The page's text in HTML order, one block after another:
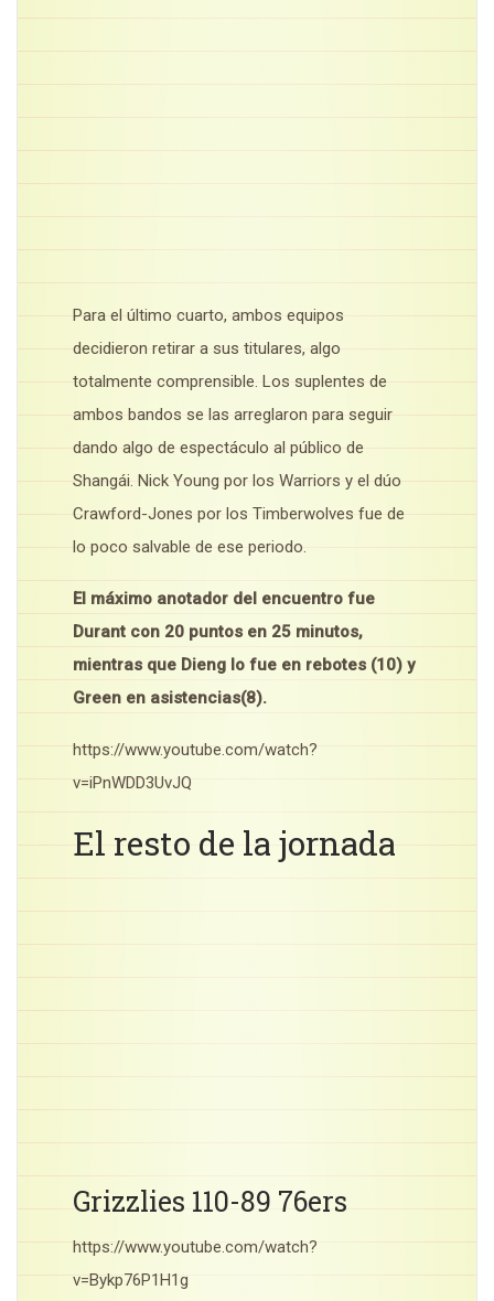
Para el último cuarto, ambos equipos
decidieron retirar a sus titulares, algo
totalmente comprensible. Los suplentes de
ambos bandos se las arreglaron para seguir
dando algo de espectáculo al público de
Shangái. Nick Young por los Warriors y el dúo
Crawford-Jones por los Timberwolves fue de
lo poco salvable de ese periodo.
El máximo anotador del encuentro fue
Durant con 20 puntos en 25 minutos,
mientras que Dieng lo fue en rebotes (10) y
Green en asistencias(8).
https://www.youtube.com/watch?
v=iPnWDD3UvJQ
El resto de la jornada
Grizzlies 110-89 76ers
https://www.youtube.com/watch?
v=Bykp76P1H1g